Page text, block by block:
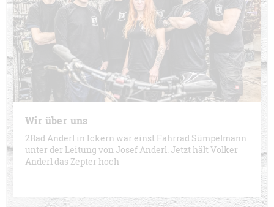
Wir über uns
2Rad Anderl in Ickern war einst Fahrrad Sümpelmann
unter der Leitung von Josef Anderl. Jetzt hält Volker
Anderl das Zepter hoch